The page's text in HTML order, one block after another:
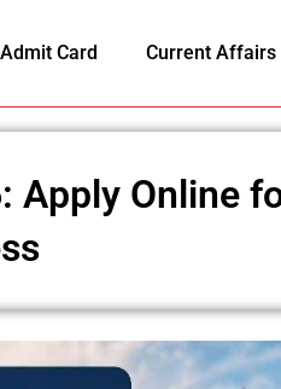
Admit Card Current Affairs
Apply Online